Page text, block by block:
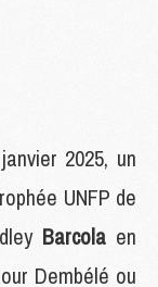
2025, un
UNFP de
Barcolaen
Dembélé ou